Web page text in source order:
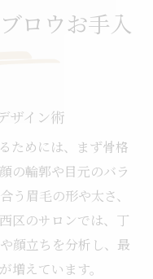
ロウお手入
ザイン術
ためには、まず骨格
の輪郭や目元のバラ
う眉毛の形や太さ、
区のサロンでは、丁
顔立ちを分析し、最
増えています。